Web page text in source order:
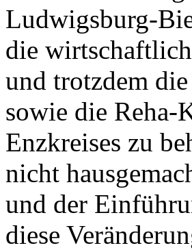
Ludwigsburg-
die
und trotzdem
sowie die
Enzkreises zu
nicht
und der
diese